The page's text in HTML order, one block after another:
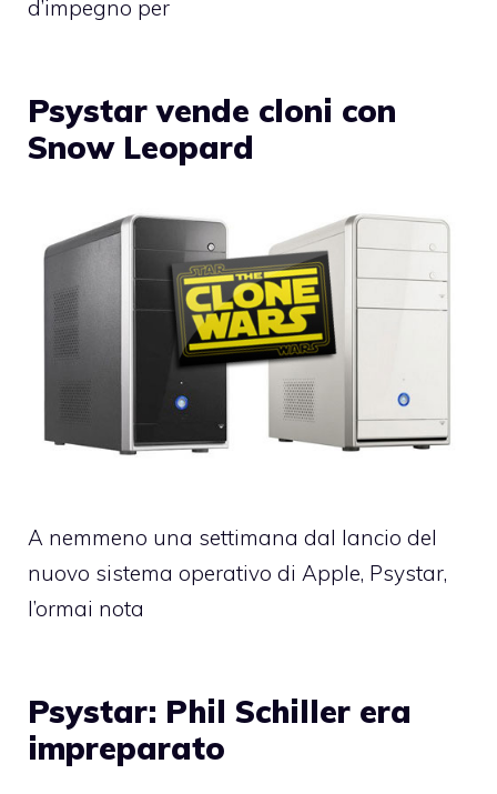
d’impegno per
Psystar vende cloni con
Snow Leopard
A nemmeno una settimana dal lancio del
nuovo sistema operativo di Apple, Psystar,
l’ormai nota
Psystar: Phil Schiller era
impreparato